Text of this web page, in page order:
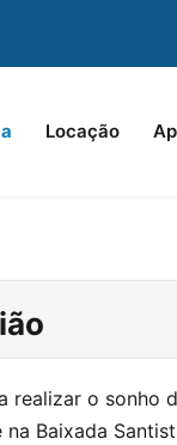
Locação
realizar o sonho
Baixada